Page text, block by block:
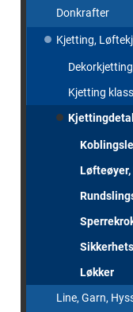
Donkrafter
Kjetting,
Kjetting
Løkker
Line, Garn,